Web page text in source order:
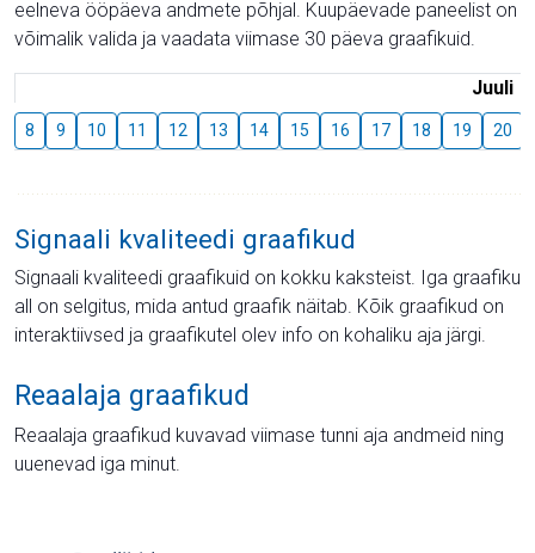
eelneva ööpäeva andmete põhjal. Kuupäevade paneelist on
võimalik valida ja vaadata viimase 30 päeva graafikuid.
Juuli
8 9 10 11 12 13 14 15 16 17 18 19 20
Signaali kvaliteedi graafikud
Signaali kvaliteedi graafikuid on kokku kaksteist. Iga graafiku
all on selgitus, mida antud graafik näitab. Kõik graafikud on
interaktiivsed ja graafikutel olev info on kohaliku aja järgi.
Reaalaja graafikud
Reaalaja graafikud kuvavad viimase tunni aja andmeid ning
uuenevad iga minut.